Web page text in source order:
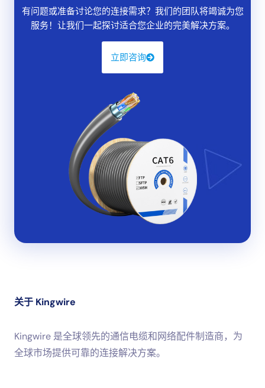
有问题或准备讨论您的连接需求？我们的团队将竭诚为您
服务！让我们一起探讨适合您企业的完美解决方案。
立即咨询
关于 Kingwire
Kingwire 是全球领先的通信电缆和网络配件制造商，为
全球市场提供可靠的连接解决方案。